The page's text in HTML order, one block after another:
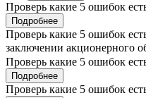
Проверь какие 5 ошибок
Подробнее
Проверь какие 5 ошибок
заключении акционерного
Проверь какие 5 ошибок
Подробнее
Проверь какие 5 ошибок